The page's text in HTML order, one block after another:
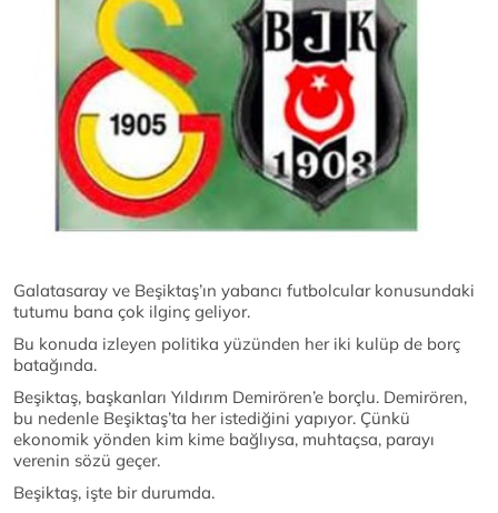
Galatasaray ve Beşiktaş’ın yabancı futbolcular konusundaki
tutumu bana çok ilginç geliyor.
Bu konuda izleyen politika yüzünden her iki kulüp de borç
batağında.
Beşiktaş, başkanları Yıldırım Demirören’e borçlu. Demirören,
bu nedenle Beşiktaş’ta her istediğini yapıyor. Çünkü
ekonomik yönden kim kime bağlıysa, muhtaçsa, parayı
verenin sözü geçer.
Beşiktaş, işte bir durumda.